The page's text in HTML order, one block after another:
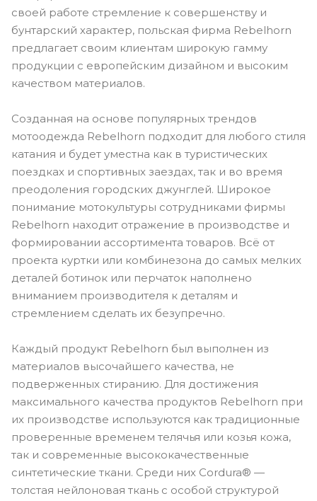
своей работе стремление к совершенству и
бунтарский характер, польская фирма Rebelhorn
предлагает своим клиентам широкую гамму
продукции с европейским дизайном и высоким
качеством материалов.
Созданная на основе популярных трендов
мотоодежда Rebelhorn подходит для любого стиля
катания и будет уместна как в туристических
поездках и спортивных заездах, так и во время
преодоления городских джунглей. Широкое
понимание мотокультуры сотрудниками фирмы
Rebelhorn находит отражение в производстве и
формировании ассортимента товаров. Всё от
проекта куртки или комбинезона до самых мелких
деталей ботинок или перчаток наполнено
вниманием производителя к деталям и
стремлением сделать их безупречно.
Каждый продукт Rebelhorn был выполнен из
материалов высочайшего качества, не
подверженных стиранию. Для достижения
максимального качества продуктов Rebelhorn при
их производстве используются как традиционные
проверенные временем телячья или козья кожа,
так и современные высококачественные
синтетические ткани. Среди них Cordura® —
толстая нейлоновая ткань с особой структурой